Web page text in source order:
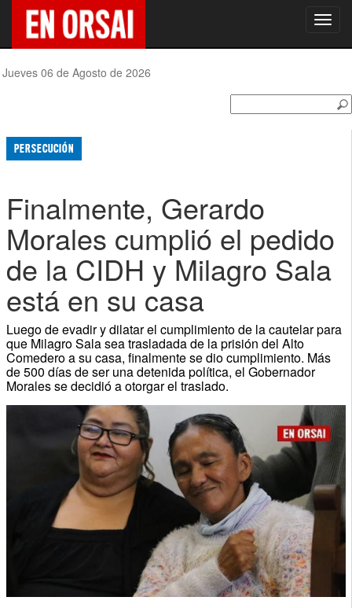
Jueves 06 de Agosto de 2026
PERSECUCIÓN
Finalmente, Gerardo
Morales cumplió el pedido
de la CIDH y Milagro Sala
está en su casa
Luego de evadir y dilatar el cumplimiento de la cautelar para
que Milagro Sala sea trasladada de la prisión del Alto
Comedero a su casa, finalmente se dio cumplimiento. Más
de 500 días de ser una detenida política, el Gobernador
Morales se decidió a otorgar el traslado.